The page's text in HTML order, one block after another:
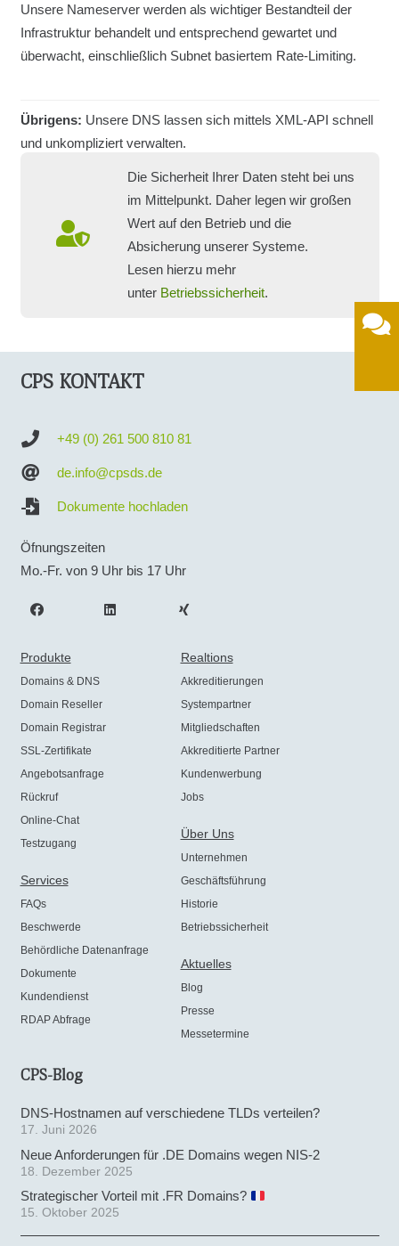
Unsere Nameserver werden als wichtiger Bestandteil der
Infrastruktur behandelt und entsprechend gewartet und
überwacht, einschließlich Subnet basiertem Rate-Limiting.
Übrigens: Unsere DNS lassen sich mittels XML-API schnell
und unkompliziert verwalten.
Die Sicherheit Ihrer Daten steht bei uns
im Mittelpunkt. Daher legen wir großen
Wert auf den Betrieb und die
Absicherung unserer Systeme.
Lesen hierzu mehr
unter Betriebssicherheit.
CPS KONTAKT
+49 (0) 261 500 810 81
de.info@cpsds.de
Dokumente hochladen
Öfnungszeiten
Mo.-Fr. von 9 Uhr bis 17 Uhr
Produkte
Domains & DNS
Domain Reseller
Domain Registrar
SSL-Zertifikate
Angebotsanfrage
Rückruf
Online-Chat
Testzugang
Services
FAQs
Beschwerde
Behördliche Datenanfrage
Dokumente
Kundendienst
RDAP Abfrage
Realtions
Akkreditierungen
Systempartner
Mitgliedschaften
Akkreditierte Partner
Kundenwerbung
Jobs
Über Uns
Unternehmen
Geschäftsführung
Historie
Betriebssicherheit
Aktuelles
Blog
Presse
Messetermine
CPS-Blog
DNS-Hostnamen auf verschiedene TLDs verteilen?
17. Juni 2026
Neue Anforderungen für .DE Domains wegen NIS-2
18. Dezember 2025
Strategischer Vorteil mit .FR Domains?
15. Oktober 2025